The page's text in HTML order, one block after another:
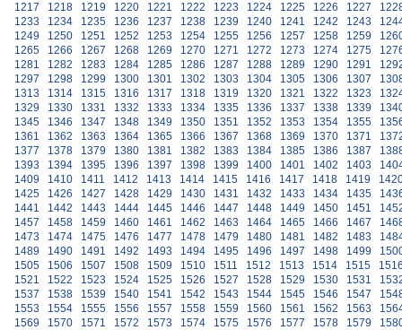
1217
1218 1219 1220 1221 1222 1223 1224 1225 1226 1227
1233
1234 1235 1236 1237 1238 1239 1240 1241 1242 1243
1249
1250 1251 1252 1253 1254 1255 1256 1257 1258 1259
1265
1266 1267 1268 1269 1270 1271 1272 1273 1274 1275
1281
1282 1283 1284 1285 1286 1287 1288 1289 1290 1291
1297
1298 1299 1300 1301 1302 1303 1304 1305 1306 1307
1313
1314 1315 1316 1317 1318 1319 1320 1321 1322 1323
1329
1330 1331 1332 1333 1334 1335 1336 1337 1338 1339
1345
1346 1347 1348 1349 1350 1351 1352 1353 1354 1355
1361
1362 1363 1364 1365 1366 1367 1368 1369 1370 1371
1377
1378 1379 1380 1381 1382 1383 1384 1385 1386 1387
1393
1394 1395 1396 1397 1398 1399 1400 1401 1402 1403
1409
1410 1411 1412 1413 1414 1415 1416 1417 1418 1419
1425
1426 1427 1428 1429 1430 1431 1432 1433 1434 1435
1441
1442 1443 1444 1445 1446 1447 1448 1449 1450 1451
1457
1458 1459 1460 1461 1462 1463 1464 1465 1466 1467
1473
1474 1475 1476 1477 1478 1479 1480 1481 1482 1483
1489
1490 1491 1492 1493 1494 1495 1496 1497 1498 1499
1505
1506 1507 1508 1509 1510 1511 1512 1513 1514 1515
1521
1522 1523 1524 1525 1526 1527 1528 1529 1530 1531
1537
1538 1539 1540 1541 1542 1543 1544 1545 1546 1547
1553
1554 1555 1556 1557 1558 1559 1560 1561 1562 1563
1569
1570 1571 1572 1573 1574 1575 1576 1577 1578 1579